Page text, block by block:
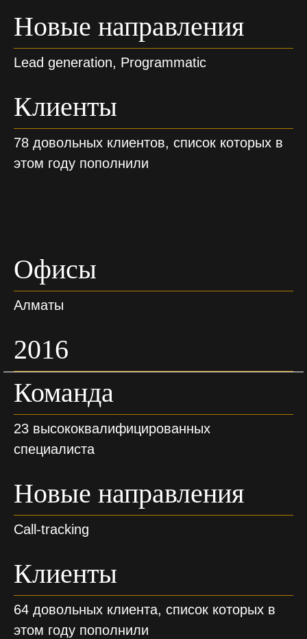
Новые направления
Lead generation, Programmatic
Клиенты
78 довольных клиентов, список которых в
этом году пополнили
Офисы
Алматы
2016
Команда
23 высококвалифицированных
специалиста
Новые направления
Call-tracking
Клиенты
64 довольных клиента, список которых в
этом году пополнили